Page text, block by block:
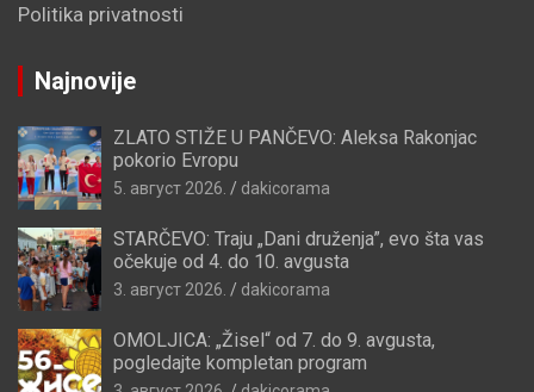
Politika privatnosti
Najnovije
ZLATO STIŽE U PANČEVO: Aleksa Rakonjac
pokorio Evropu
5. август 2026. dakicorama
STARČEVO: Traju „Dani druženja”, evo šta vas
očekuje od 4. do 10. avgusta
3. август 2026. dakicorama
OMOLJICA: „Žisel“ od 7. do 9. avgusta,
pogledajte kompletan program